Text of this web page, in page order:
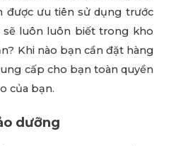
được ưu tiên sử dụng trước
luôn luôn biết trong kho
Khi nào bạn cần đặt hàng
cấp cho bạn toàn quyền
của bạn.
dưỡng